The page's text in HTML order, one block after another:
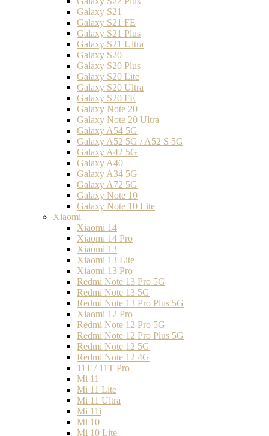
Galaxy S21
Galaxy S21 FE
Galaxy S21 Plus
Galaxy S21 Ultra
Galaxy S20
Galaxy S20 Plus
Galaxy S20 Lite
Galaxy S20 Ultra
Galaxy S20 FE
Galaxy Note 20
Galaxy Note 20 Ultra
Galaxy A54 5G
Galaxy A52 5G / A52 S 5G
Galaxy A42 5G
Galaxy A40
Galaxy A34 5G
Galaxy A72 5G
Galaxy Note 10
Galaxy Note 10 Lite
Xiaomi
Xiaomi 14
Xiaomi 14 Pro
Xiaomi 13
Xiaomi 13 Lite
Xiaomi 13 Pro
Redmi Note 13 Pro 5G
Redmi Note 13 5G
Redmi Note 13 Pro Plus 5G
Xiaomi 12 Pro
Redmi Note 12 Pro 5G
Redmi Note 12 Pro Plus 5G
Redmi Note 12 5G
Redmi Note 12 4G
11T / 11T Pro
Mi 11
Mi 11 Lite
Mi 11 Ultra
Mi 11i
Mi 10
Mi 10 Lite